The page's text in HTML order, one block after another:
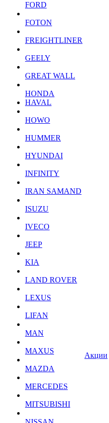
FORD
FOTON
FREIGHTLINER
GEELY
GREAT WALL
HONDA
HAVAL
HOWO
HUMMER
HYUNDAI
INFINITY
IRAN SAMAND
ISUZU
IVECO
JEEP
KIA
LAND ROVER
LEXUS
LIFAN
MAN
MAXUS
MAZDA
MERCEDES
MITSUBISHI
Акции